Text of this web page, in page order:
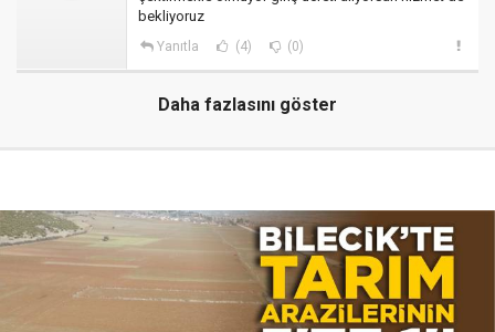
bekliyoruz
Yanıtla (4) (0)
Daha fazlasını göster